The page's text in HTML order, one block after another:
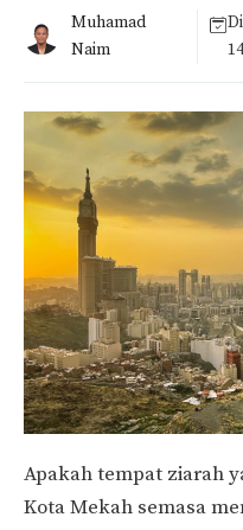
Muhamad
Naim
Apakah tempat ziarah
Kota Mekah semasa